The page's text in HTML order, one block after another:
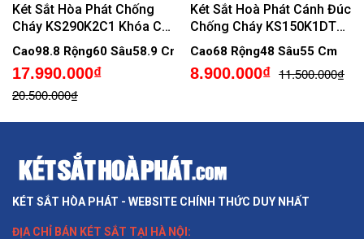
Két Sắt Hòa Phát Chống
Cháy KS290K2C1 Khóa Cơ
Đổi Mã
Cao98.8 Rộng60 Sâu58.9 Cm
17.990.000₫
20.500.000₫
Két Sắt Hoà Phát Cánh Đúc
Chống Cháy KS150K1DT
Điện Tử
Cao68 Rộng48 Sâu55 Cm
8.900.000₫ 11.500.000₫
KÉT SẮT HÒA PHÁT - WEBSITE CHÍNH THỨC DUY NHẤT
ĐỊA CHỈ BÁN KÉT SẮT TẠI HÀ NỘI :